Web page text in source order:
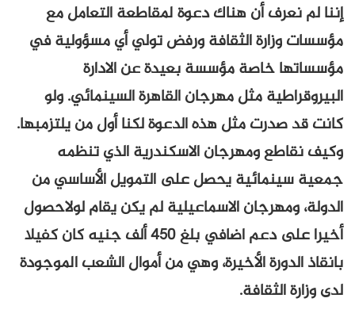
إننا لم نعرف أن هناك دعوة لمقاطعة التعامل مع
مؤسسات وزارة الثقافة ورفض تولي أي مسؤولية في
مؤسساتها خاصة مؤسسة بعيدة عن الادارة
البيروقراطية مثل مهرجان القاهرة السينمائي. ولو
كانت قد صدرت مثل هذه الدعوة لكنا أول من يلتزمبها.
وكيف نقاطع ومهرجان الاسكندرية الذي تنظمه
جمعية سينمائية يحصل على التمويل الأساسي من
الدولة، ومهرجان الاسماعيلية لم يكن يقام لولاحصول
أخيرا على دعم اضافي بلغ 450 ألف جنيه كان كفيلا
بانقاذ الدورة الأخيرة، وهي من أموال الشعب الموجودة
لدى وزارة الثقافة.